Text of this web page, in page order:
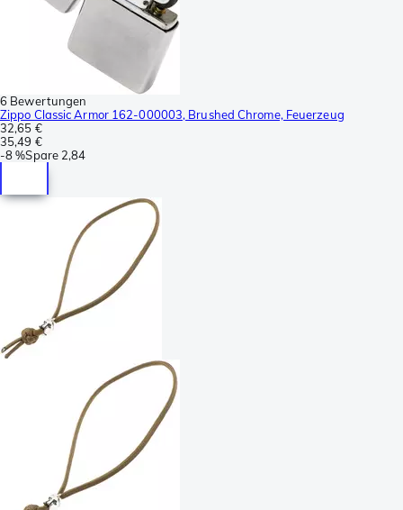
6 Bewertungen
Zippo Classic Armor 162-000003, Brushed Chrome, Feuerzeug
32,65 €
35,49 €
-8 %Spare 2,84